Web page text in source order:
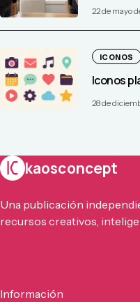
22 de mayo
ICONOS
Iconos
28 de
kaosconcept
Una publicación
recursos creativos,
Información